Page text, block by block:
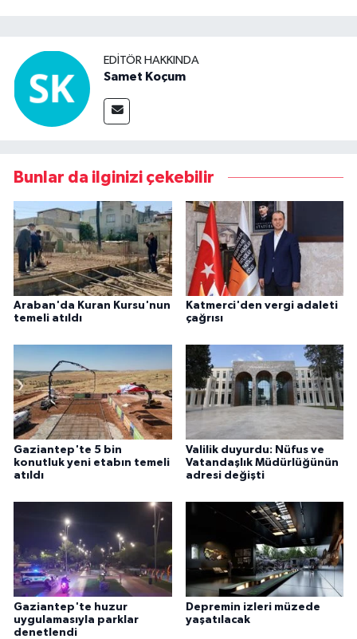
EDITÖR HAKKINDA
Samet Koçum
Bunlar da ilginizi çekebilir
Araban'da Kuran Kursu'nun
temeli atıldı
Katmerci'den vergi adaleti
çağrısı
Gaziantep'te 5 bin
konutluk yeni etabın temeli
atıldı
Valilik duyurdu: Nüfus ve
Vatandaşlık Müdürlüğünün
adresi değişti
Gaziantep'te huzur
uygulamasıyla parklar
denetlendi
Depremin izleri müzede
yaşatılacak